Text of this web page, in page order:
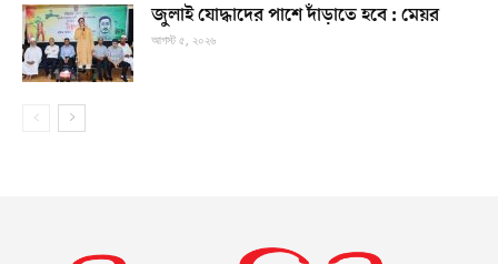
জুলাই যোদ্ধাদের পাশে দাঁড়াতে হবে : মেয়র
আগস্ট ৫, ২০২৬